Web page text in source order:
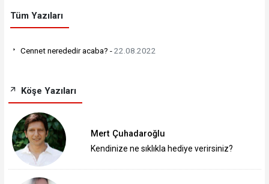
Tüm Yazıları
Cennet nerededir acaba? -22.08.2022
Köşe Yazıları
Mert Çuhadaroğlu
Kendinize ne sıklıkla hediye verirsiniz?